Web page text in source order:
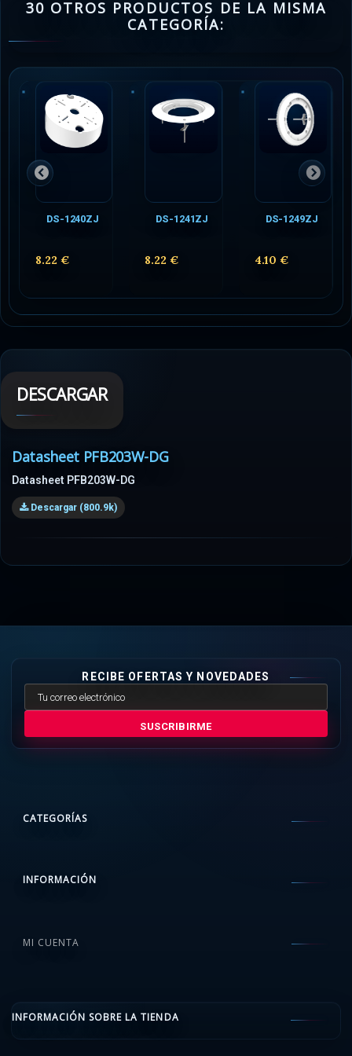
30 OTROS PRODUCTOS DE LA MISMA
CATEGORÍA:
DS-1240ZJ
8.22 €
DS-1241ZJ
8.22 €
DS-1249ZJ
4.10 €
DESCARGAR
Datasheet PFB203W-DG
Datasheet PFB203W-DG
Descargar (800.9k)
RECIBE OFERTAS Y NOVEDADES
SUSCRIBIRME
CATEGORÍAS
INFORMACIÓN
MI CUENTA
INFORMACIÓN SOBRE LA TIENDA